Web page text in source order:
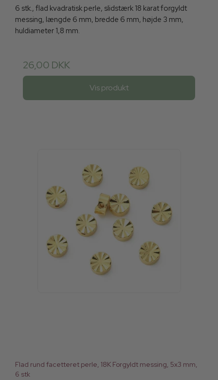
6 stk., flad kvadratisk perle, slidstærk 18 karat forgyldt
messing, længde 6 mm, bredde 6 mm, højde 3 mm,
huldiameter 1,8 mm.
26,00 DKK
Vis produkt
Flad rund facetteret perle, 18K Forgyldt messing, 5x3 mm,
6 stk